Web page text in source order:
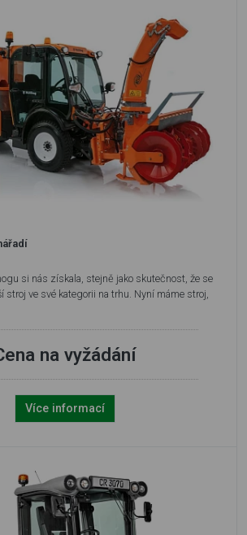
si nás získala, stejně jako skutečnost, že se
stroj ve své kategorii na trhu. Nyní máme stroj,
na vyžádání
Více informací